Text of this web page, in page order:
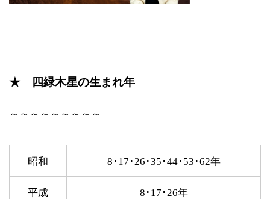
★ 四緑木星の生まれ年
～～～～～～～～～
昭和 8･17･26･35･44･53･62年
平成 8･17･26年